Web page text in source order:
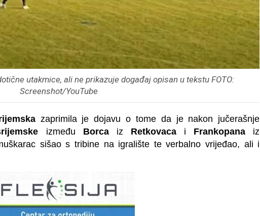
utakmice, ali ne prikazuje događaj opisan u tekstu FOTO:
Screenshot/YouTube
zaprimila je dojavu o tome da je nakon jučerašnje
između Borcaiz Retkovacai Frankopana iz
sišao s tribine na igralište te verbalno vrijeđao, ali i